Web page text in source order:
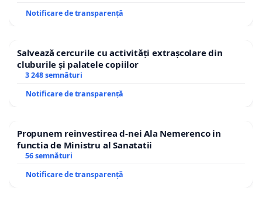
Notificare de transparență
Salvează cercurile cu activități extrașcolare din
cluburile și palatele copiilor
3 248 semnături
Notificare de transparență
Propunem reinvestirea d-nei Ala Nemerenco in
functia de Ministru al Sanatatii
56 semnături
Notificare de transparență